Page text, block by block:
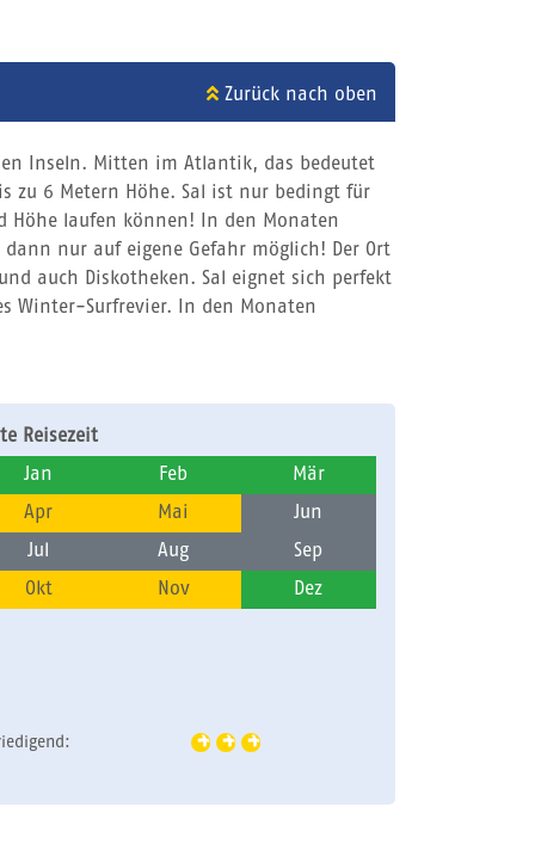
Zurück nach oben
Inseln. Mitten im Atlantik, das bedeutet
zu 6 Metern Höhe. Sal ist nur bedingt für
Höhe laufen können! In den Monaten
nur auf eigene Gefahr möglich! Der Ort
auch Diskotheken. Sal eignet sich perfekt
Winter-Surfrevier. In den Monaten
Reisezeit
Jan
Feb
Mär
Apr
Mai
Jun
Jul
Aug
Sep
Okt
Nov Dez